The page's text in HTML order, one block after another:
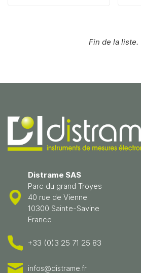
Fin de la liste.
Distrame SAS
Parc du grand Troyes
40 rue de Vienne
10300 Sainte-Savine
France
+33 (0)3 25 71 25 83
infos@distrame.fr